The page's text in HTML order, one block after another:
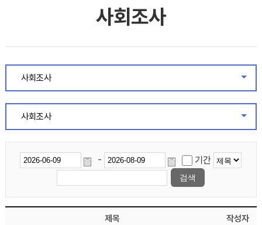
사회조사
사회조사
사회조사
- 기간
제목 작성자